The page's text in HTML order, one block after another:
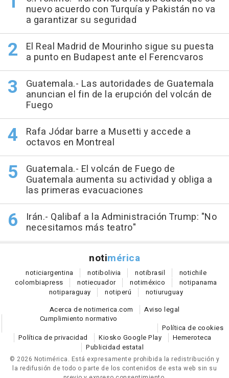
nuevo acuerdo con Turquía y Pakistán no va
a garantizar su seguridad
El Real Madrid de Mourinho sigue su puesta
a punto en Budapest ante el Ferencvaros
Guatemala.- Las autoridades de Guatemala
anuncian el fin de la erupción del volcán de
Fuego
Rafa Jódar barre a Musetti y accede a
octavos en Montreal
Guatemala.- El volcán de Fuego de
Guatemala aumenta su actividad y obliga a
las primeras evacuaciones
Irán.- Qalibaf a la Administración Trump: "No
necesitamos más teatro"
notimérica
noticiargentina notibolivia notibrasil notichile
colombiapress notiecuador notiméxico notipanama
notiparaguay notiperú notiuruguay
Acerca de notimerica.com
Aviso legal
Cumplimiento normativo
Política de cookies
Política de privacidad
Kiosko Google Play
Hemeroteca
Publicidad estatal
© 2026 Notimérica. Está expresamente prohibida la redistribución y
la redifusión de todo o parte de los contenidos de esta web sin su